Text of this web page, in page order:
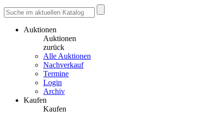
Auktionen
Auktionen
zurück
Alle Auktionen
Nachverkauf
Termine
Login
Archiv
Kaufen
Kaufen